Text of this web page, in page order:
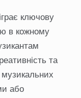
ключову
в кожному
та
або